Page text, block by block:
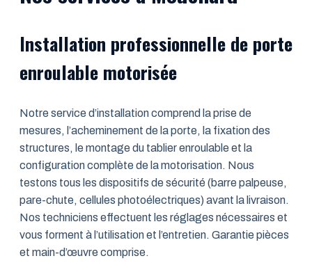
Installation professionnelle de porte
enroulable motorisée
Notre service d’installation comprend la prise de
mesures, l’acheminement de la porte, la fixation des
structures, le montage du tablier enroulable et la
configuration complète de la motorisation. Nous
testons tous les dispositifs de sécurité (barre palpeuse,
pare-chute, cellules photoélectriques) avant la livraison.
Nos techniciens effectuent les réglages nécessaires et
vous forment à l’utilisation et l’entretien. Garantie pièces
et main-d’œuvre comprise.